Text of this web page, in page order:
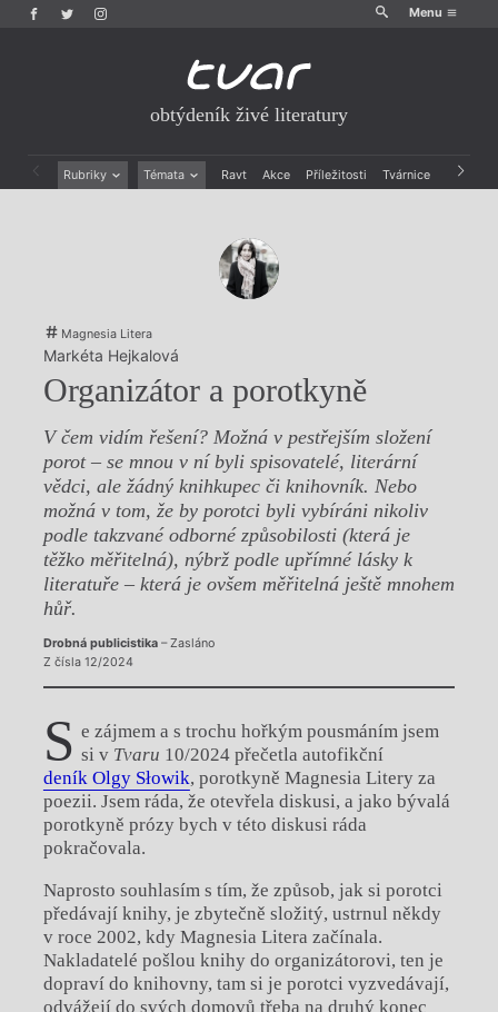
Menu
obtýdeník živé literatury
Rubriky Témata Ravt Akce Příležitosti Tvárnice Archiv
Výroční ceny
Magnesia Litera
Markéta Hejkalová
Organizátor a porotkyně
V čem vidím řešení? Možná v pestřejším složení
porot – se mnou v ní byli spisovatelé, literární
vědci, ale žádný knihkupec či knihovník. Nebo
možná v tom, že by porotci byli vybíráni nikoliv
podle takzvané odborné způsobilosti (která je
těžko měřitelná), nýbrž podle upřímné lásky k
literatuře – která je ovšem měřitelná ještě mnohem
hůř.
Drobná publicistika– Zasláno
Z čísla 12/2024
S e zájmem a s trochu hořkým pousmáním jsem
si v Tvaru 10/2024 přečetla autofikční
deník Olgy Słowik, porotkyně Magnesia Litery za
poezii. Jsem ráda, že otevřela diskusi, a jako bývalá
porotkyně prózy bych v této diskusi ráda
pokračovala.
Naprosto souhlasím s tím, že způsob, jak si porotci
předávají knihy, je zbytečně složitý, ustrnul někdy
v roce 2002, kdy Magnesia Litera začínala.
Nakladatelé pošlou knihy do organizátorovi, ten je
dopraví do knihovny, tam si je porotci vyzvedávají,
odvážejí do svých domovů třeba na druhý konec